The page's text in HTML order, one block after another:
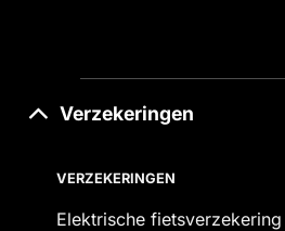
Verzekeringen
VERZEKERINGEN
Elektrische fietsverzekering